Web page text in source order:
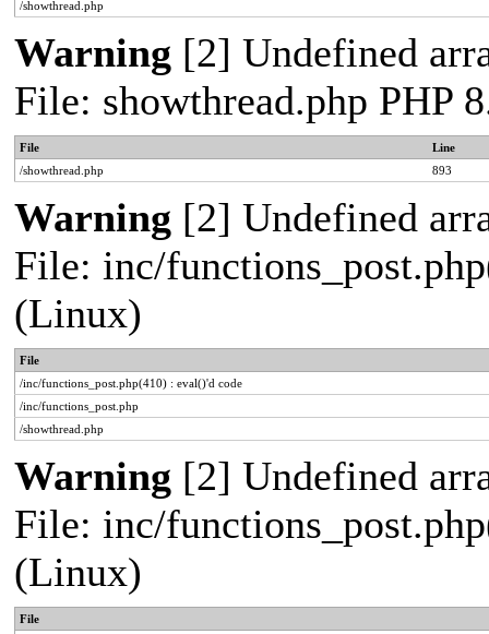
/showthread.php
Warning [2] Undefined
File: showthread.php PHP
File
Line
/showthread.php
893
Warning [2] Undefined
File: inc/
(Linux)
File
/inc/functions_post.php(410) : eval()'d code
/inc/functions_post.php
/showthread.php
Warning [2] Undefined
File: inc/
(Linux)
File